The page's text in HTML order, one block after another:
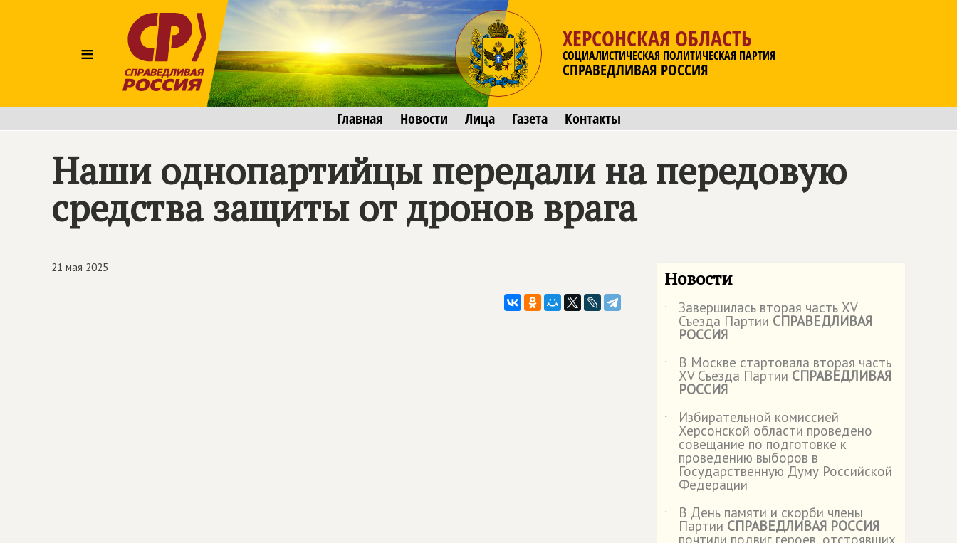
≡
ХЕРСОНСКАЯ ОБЛАСТЬ
СОЦИАЛИСТИЧЕСКАЯ ПОЛИТИЧЕСКАЯ ПАРТИЯ
СПРАВЕДЛИВАЯ РОССИЯ
Главная Новости Лица Газета Контакты
Наши однопартийцы передали на передовую
средства защиты от дронов врага
21 мая 2025 Новости
˙ Завершилась вторая часть XV
Съезда Партии СПРАВЕДЛИВАЯ
РОССИЯ
˙
В Москве стартовала вторая часть
XV Съезда Партии СПРАВЕДЛИВАЯ
РОССИЯ
˙
Избирательной комиссией
Херсонской области проведено
совещание по подготовке к
проведению выборов в
Государственную Думу Российской
Федерации
˙
В День памяти и скорби члены
Партии СПРАВЕДЛИВАЯ РОССИЯ
почтили подвиг героев, отстоявших